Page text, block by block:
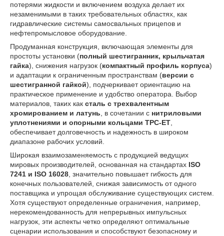
потерями жидкости и включением воздуха делает их
незаменимыми в таких требовательных областях, как
гидравлические системы самосвальных прицепов и
нефтепромысловое оборудование.
Продуманная конструкция, включающая элементы для
простоты установки (полный шестигранник, крыльчатая
гайка), снижения нагрузок (компактный профиль корпуса)
и адаптации к ограниченным пространствам (версии с
шестигранной гайкой), подчеркивает ориентацию на
практическое применение и удобство оператора. Выбор
материалов, таких как сталь с трехвалентным
хромированием и латунь , в сочетании с нитриловыми
уплотнениями и опорными кольцами TPC-ET
обеспечивает долговечность и надежность в широком
диапазоне рабочих условий.
Широкая взаимозаменяемость с продукцией ведущих
мировых производителей, основанная на стандартах ISO
7241 и ISO 16028 , значительно повышает гибкость для
конечных пользователей, снижая зависимость от одного
поставщика и упрощая обслуживание существующих систем.
Хотя существуют определенные ограничения, например,
нерекомендованность для непрерывных импульсных
нагрузок, эти аспекты четко определяют оптимальные
сценарии использования и способствуют безопасному и